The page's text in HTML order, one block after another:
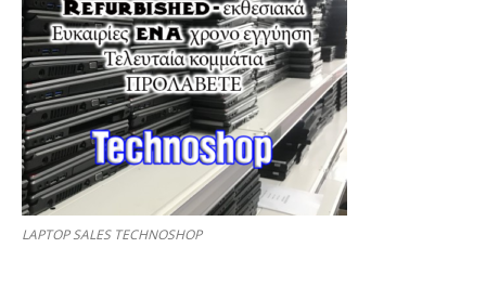
LAPTOP SALES TECHNOSHOP